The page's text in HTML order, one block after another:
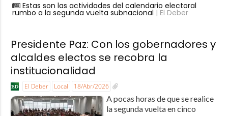
Estas son las actividades del calendario electoral
rumbo a la segunda vuelta subnacional | El Deber
Presidente Paz: Con los gobernadores y
alcaldes electos se recobra la
institucionalidad
El Deber Local 18/Abr/2026
A pocas horas de que se realice
la segunda vuelta en cinco